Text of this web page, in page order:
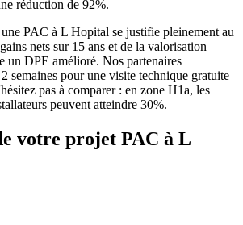
réduction de 92%.
PAC à L Hopital se justifie pleinement au
nets sur 15 ans et de la valorisation
un DPE amélioré. Nos partenaires
semaines pour une visite technique gratuite
pas à comparer : en zone H1a, les
peuvent atteindre 30%.
votre projet PAC à L